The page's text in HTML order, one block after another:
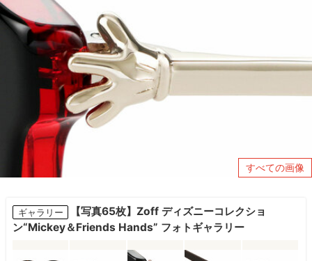
すべての画像
ギャラリー
【写真65枚】Zoff ディズニーコレクショ
ン“Mickey＆Friends Hands” フォトギャラリー